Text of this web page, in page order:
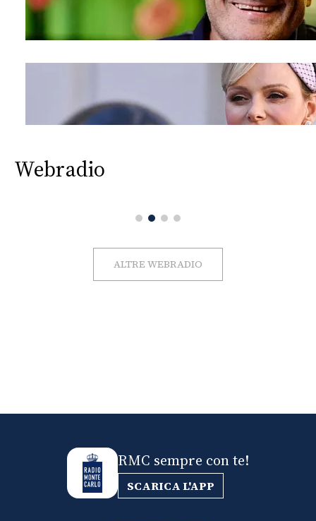
Webradio
ALTRE WEBRADIO
RMC sempre con te!
SCARICA L'APP